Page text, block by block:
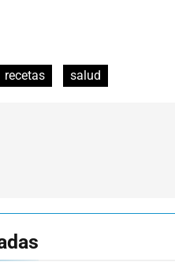
recetas salud